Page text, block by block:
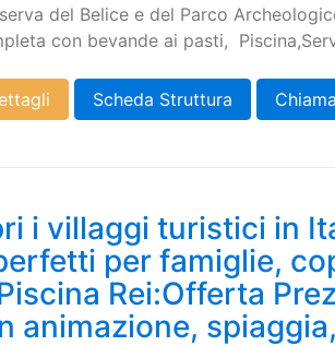
del Belice e del Parco
con bevande ai pasti,
Scheda Struttura
i villaggi turistici in
per famiglie,
Rei:Offerta
animazione,